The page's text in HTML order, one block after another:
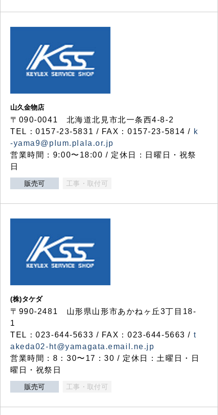
山久金物店
〒090-0041 北海道北見市北一条西4-8-2
TEL：0157-23-5831 / FAX：0157-23-5814 / k
-yama9@plum.plala.or.jp
営業時間：9:00〜18:00 / 定休日：日曜日・祝祭
日
販売可 工事・取付可
(株)タケダ
〒990-2481 山形県山形市あかねヶ丘3丁目18-
1
TEL：023-644-5633 / FAX：023-644-5663 / t
akeda02-ht@yamagata.email.ne.jp
営業時間：8：30〜17：30 / 定休日：土曜日・日
曜日・祝祭日
販売可 工事・取付可